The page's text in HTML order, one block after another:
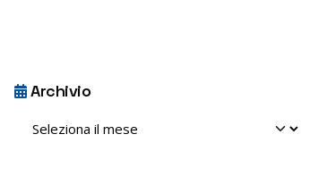
Archivio